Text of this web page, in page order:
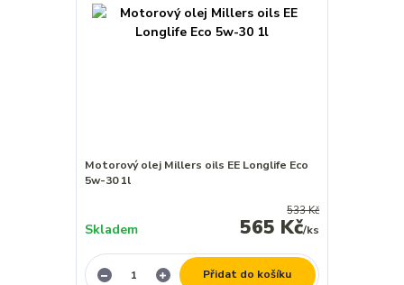
Motorový olej Millers oils EE Longlife Eco
5w-30 1l
533 Kč
565 Kč/ks
Skladem
Přidat do košíku